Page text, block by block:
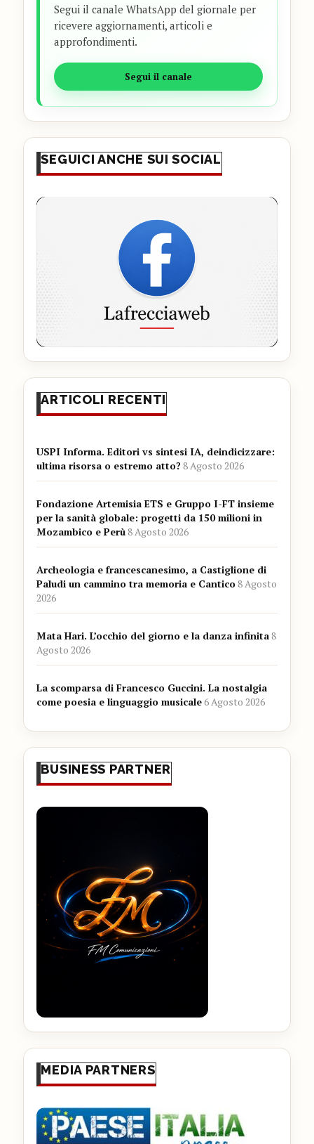
Segui il canale WhatsApp del giornale per
ricevere aggiornamenti, articoli e
approfondimenti.
Segui il canale
SEGUICI ANCHE SUI SOCIAL
ARTICOLI RECENTI
USPI Informa. Editori vs sintesi IA, deindicizzare:
ultima risorsa o estremo atto?8 Agosto 2026
Fondazione Artemisia ETS e Gruppo I-FT insieme
per la sanità globale: progetti da 150 milioni in
Mozambico e Perù8 Agosto 2026
Archeologia e francescanesimo, a Castiglione di
Paludi un cammino tra memoria e Cantico8 Agosto
2026
Mata Hari. L’occhio del giorno e la danza infinita8
Agosto 2026
La scomparsa di Francesco Guccini. La nostalgia
come poesia e linguaggio musicale6 Agosto 2026
BUSINESS PARTNER
MEDIA PARTNERS